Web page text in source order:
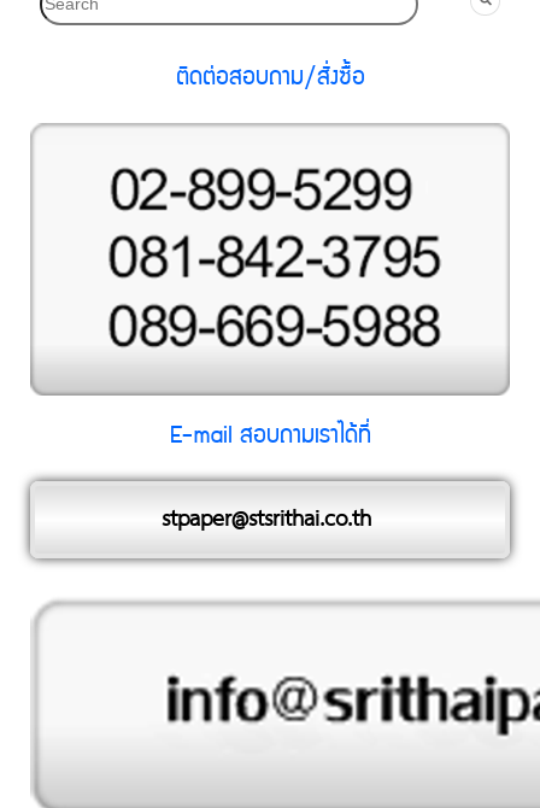
ติดต่อสอบถาม/สั่งซื้อ
E-mail สอบถามเราได้ที่
stpaper@stsrithai.co.th